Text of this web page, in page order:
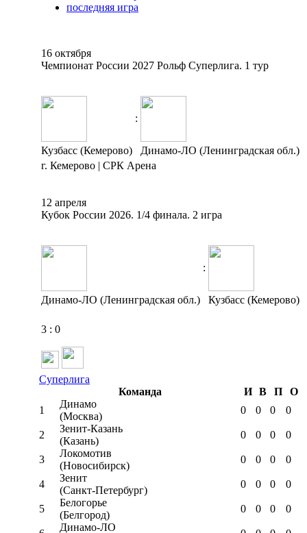
последняя игра
16 октября
Чемпионат России 2027 Рольф Суперлига. 1 тур
:
Кузбасс (Кемерово)
Динамо-ЛО (Ленинградская обл.)
г. Кемерово | СРК Арена
12 апреля
Кубок России 2026. 1/4 финала. 2 игра
:
Динамо-ЛО (Ленинградская обл.) Кузбасс (Кемерово)
3 : 0
Суперлига
Команда
И В П
О
1
Динамо
(Москва)
0 0 0 0
2
Зенит-Казань
(Казань)
0 0 0 0
3
Локомотив
(Новосибирск)
0 0 0 0
4
Зенит
(Санкт-Петербург)
0 0 0 0
5
Белогорье
(Белгород)
0 0 0 0
Динамо-ЛО